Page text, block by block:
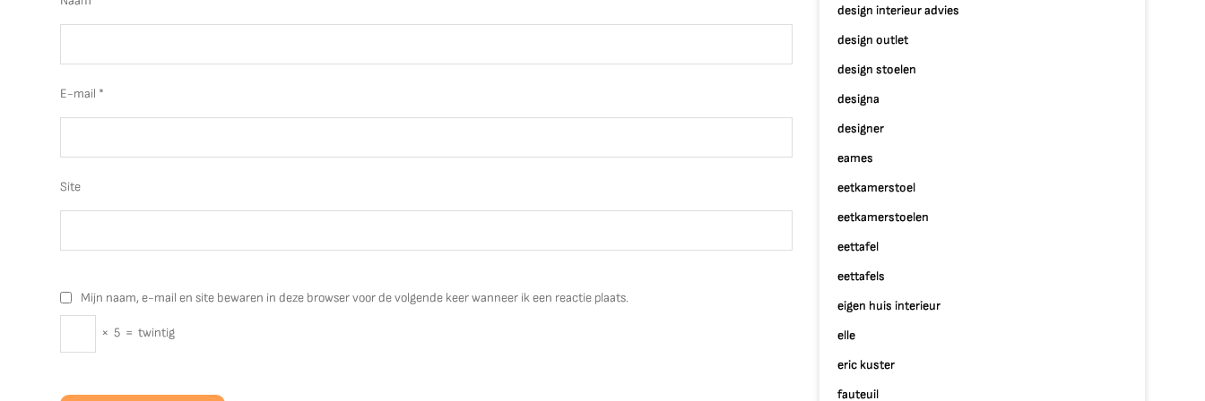
E-mail *
Site
Mijn naam, e-mail en site bewaren in deze browser voor de volgende keer wanneer ik een reactie plaats.
× 5 = twintig
design interieur advies
design outlet
design stoelen
designa
designer
eames
eetkamerstoel
eetkamerstoelen
eettafel
eettafels
eigen huis interieur
elle
eric kuster
fauteuil